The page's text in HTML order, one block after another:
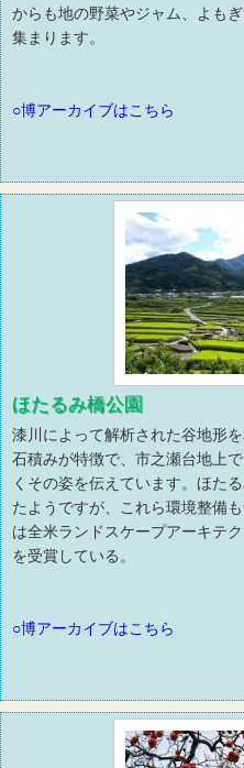
からも地の野菜やジャム、よも
集まります。
○博アーカイブはこちら
ほたるみ橋公園
漆川によって解析された谷地形
石積みが特徴で、市之瀬台地上
くその姿を伝えています。ほた
たようですが、これら環境整備
は全米ランドスケープアーキテ
を受賞している。
○博アーカイブはこちら